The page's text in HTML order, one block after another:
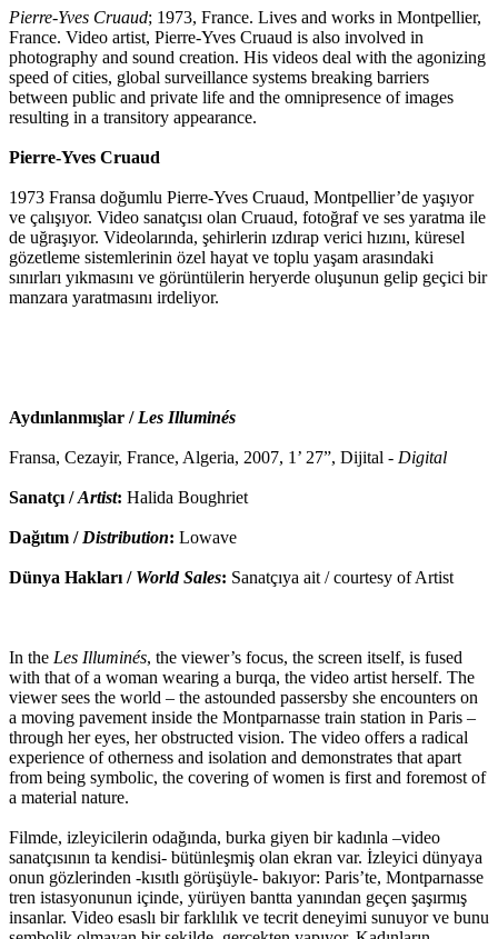
Pierre-Yves Cruaud; 1973, France. Lives and works in Montpellier,
France. Video artist, Pierre-Yves Cruaud is also involved in
photography and sound creation. His videos deal with the agonizing
speed of cities, global surveillance systems breaking barriers
between public and private life and the omnipresence of images
resulting in a transitory appearance.
Pierre-Yves Cruaud
1973 Fransa doğumlu Pierre-Yves Cruaud, Montpellier’de yaşıyor
ve çalışıyor. Video sanatçısı olan Cruaud, fotoğraf ve ses yaratma ile
de uğraşıyor. Videolarında, şehirlerin ızdırap verici hızını, küresel
gözetleme sistemlerinin özel hayat ve toplu yaşam arasındaki
sınırları yıkmasını ve görüntülerin heryerde oluşunun gelip geçici bir
manzara yaratmasını irdeliyor.
Aydınlanmışlar / Les Illuminés
Fransa, Cezayir, France, Algeria, 2007, 1’ 27”, Dijital - Digital
Sanatçı /Artist: Halida Boughriet
Dağıtım / Distribution: Lowave
Dünya Hakları / World Sales: Sanatçıya ait / courtesy of Artist
In the Les Illuminés, the viewer’s focus, the screen itself, is fused
with that of a woman wearing a burqa, the video artist herself. The
viewer sees the world – the astounded passersby she encounters on
a moving pavement inside the Montparnasse train station in Paris –
through her eyes, her obstructed vision. The video offers a radical
experience of otherness and isolation and demonstrates that apart
from being symbolic, the covering of women is first and foremost of
a material nature.
Filmde, izleyicilerin odağında, burka giyen bir kadınla –video
sanatçısının ta kendisi- bütünleşmiş olan ekran var. İzleyici dünyaya
onun gözlerinden -kısıtlı görüşüyle- bakıyor: Paris’te, Montparnasse
tren istasyonunun içinde, yürüyen bantta yanından geçen şaşırmış
insanlar. Video esaslı bir farklılık ve tecrit deneyimi sunuyor ve bunu